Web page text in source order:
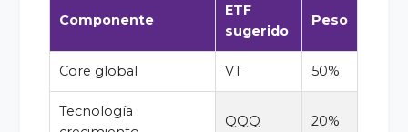
Componente
ETF
sugerido
Peso
Core global VT 50%
Tecnología
QQQ 20%